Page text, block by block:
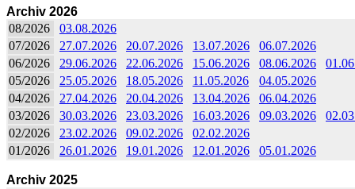
Archiv 2026
08/2026
03.08.2026
07/2026
27.07.2026 20.07.2026 13.07.2026
06.07.2026
06/2026
29.06.2026 22.06.2026 15.06.2026 08.06.2026
05/2026
25.05.2026 18.05.2026 11.05.2026
04.05.2026
04/2026
27.04.2026 20.04.2026 13.04.2026
06.04.2026
03/2026
30.03.2026 23.03.2026 16.03.2026 09.03.2026
02/2026
23.02.2026 09.02.2026
02.02.2026
01/2026
26.01.2026 19.01.2026 12.01.2026 05.01.2026
Archiv 2025